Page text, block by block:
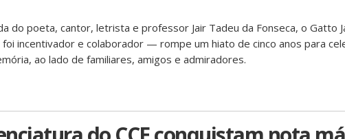
do poeta, cantor, letrista e professor Jair Tadeu da Fonseca, o Gatto
incentivador e colaborador — rompe um hiato de cinco anos para
ao lado de familiares, amigos e admiradores.